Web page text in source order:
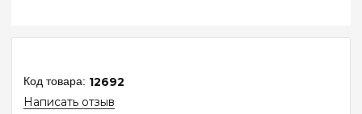
12692
Написать отзыв